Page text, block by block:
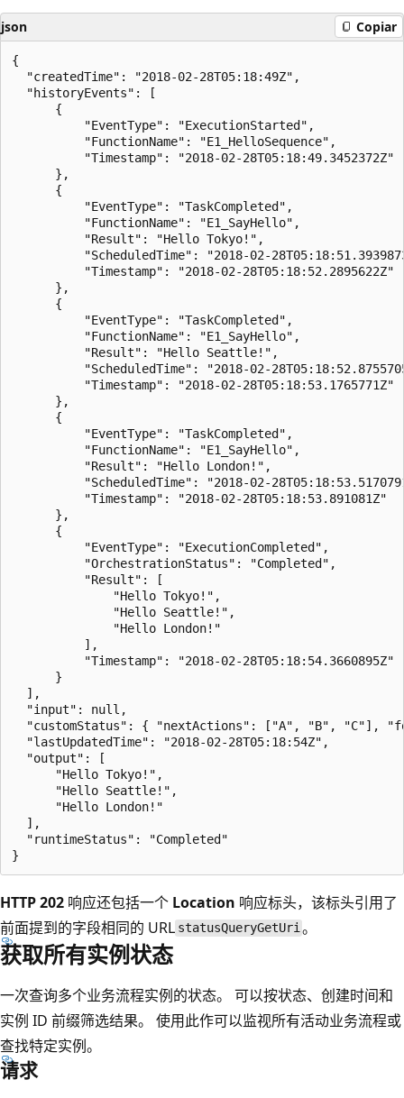
json Copiar
{
  "createdTime": "2018-02-28T05:18:49Z",
  "historyEvents": [
      {
          "EventType": "ExecutionStarted",
          "FunctionName": "E1_HelloSequence",
          "Timestamp": "2018-02-28T05:18:49.3452372Z"
      },
      {
          "EventType": "TaskCompleted",
          "FunctionName": "E1_SayHello",
          "Result": "Hello Tokyo!",
"ScheduledTime": "2018-02-
          "Timestamp": "2018-02-28T05:18:52.2895622Z"
      },
      {
          "EventType": "TaskCompleted",
          "FunctionName": "E1_SayHello",
          "Result": "Hello Seattle!",
"ScheduledTime": "2018-02-
          "Timestamp": "2018-02-28T05:18:53.1765771Z"
      },
      {
          "EventType": "TaskCompleted",
          "FunctionName": "E1_SayHello",
          "Result": "Hello London!",
"ScheduledTime": "2018-02-
          "Timestamp": "2018-02-28T05:18:53.891081Z"
      },
      {
          "EventType": "ExecutionCompleted",
          "OrchestrationStatus": "Completed",
          "Result": [
              "Hello Tokyo!",
              "Hello Seattle!",
              "Hello London!"
          ],
          "Timestamp": "2018-02-28T05:18:54.3660895Z"
      }
  ],
  "input": null,
"customStatus": { "nextActions": ["A", "B", "C"],
  "lastUpdatedTime": "2018-02-28T05:18:54Z",
  "output": [
      "Hello Tokyo!",
      "Hello Seattle!",
      "Hello London!"
  ],
  "runtimeStatus": "Completed"
HTTP 202 响应还包括一个 Location 响应标头，该标头引用了
前面提到的字段相同的 URL statusQueryGetUri。
获取所有实例状态
一次查询多个业务流程实例的状态。 可以按状态、创建时间和
实例 ID 前缀筛选结果。 使用此作可以监视所有活动业务流程或
查找特定实例。
请求